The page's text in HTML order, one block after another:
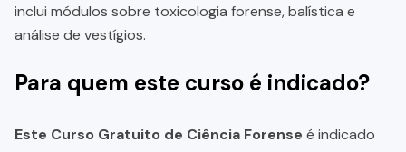
inclui módulos sobre toxicologia forense, balística e
análise de vestígios.
Para quem este curso é indicado?
Este Curso Gratuito de Ciência Forense é indicado